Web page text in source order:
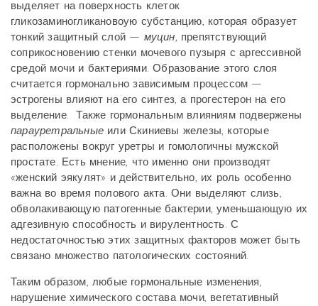
выделяет на поверхность клеток
гликозаминогликановоую субстанцию, которая образует
тонкий защитный слой — муцин, препятствующий
соприкосновению стенки мочевого пузыря с аргессивной
средой мочи и бактериями. Образование этого слоя
считается гормонально зависимым процессом —
эстрогены влияют на его синтез, а прогестерон на его
выделение. Также гормональным влияниям подвержены
парауретральные или Скиниевы железы, которые
расположены вокруг уретры и гомологичны мужской
простате. Есть мнение, что именно они производят
«женский эякулят» и действительно, их роль особенно
важна во время полового акта. Они выделяют слизь,
обволакивающую патогенные бактерии, уменьшающую их
адгезивную способность и вирулентность. С
недостаточностью этих защитных факторов может быть
связано множество патологических состояний.
Таким образом, любые гормональные изменения,
нарушение химического состава мочи, вегетативный